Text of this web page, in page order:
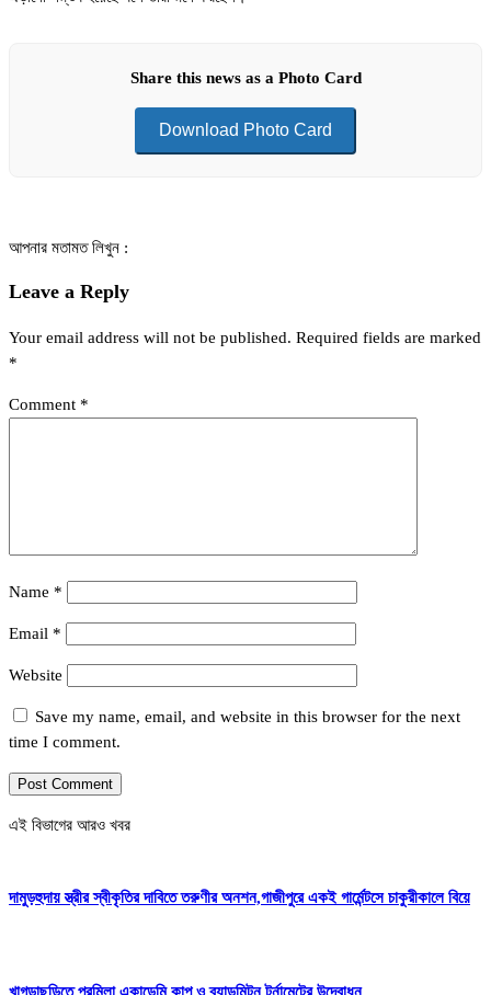
Share this news as a Photo Card
Download Photo Card
আপনার মতামত লিখুন :
Leave a Reply
Your email address will not be published. Required fields are marked
*
Comment *
Name *
Email *
Website
Save my name, email, and website in this browser for the next
time I comment.
এই বিভাগের আরও খবর
দামুড়হুদায় স্ত্রীর স্বীকৃতির দাবিতে তরুণীর অনশন,গাজীপুরে একই গার্মেন্টসে চাকুরীকালে বিয়ে
খাগড়াছড়িতে প্রমিলা একাডেমি কাপ ও ব্যাডমিন্টন টুর্নামেন্টের উদ্বোধন